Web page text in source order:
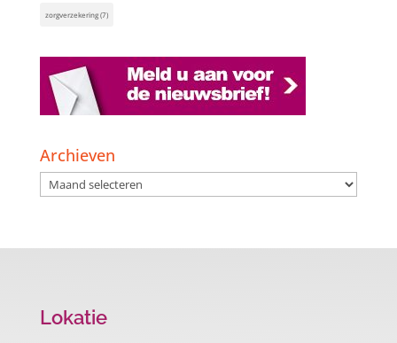
zorgverzekering(7)
Archieven
Archieven
Lokatie